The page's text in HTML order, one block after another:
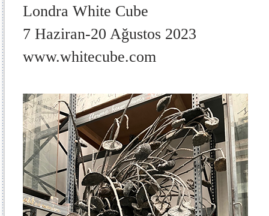
Londra White Cube
7 Haziran-20 Ağustos 2023
www.whitecube.com